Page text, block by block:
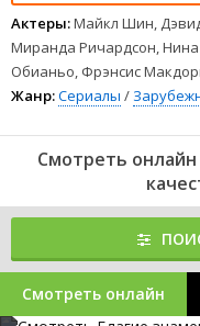
Актеры:Майкл Шин,
Миранда Ричардсон,
Обианьо, Фрэнсис
Жанр:Сериалы /
Смотреть
Смотреть онлайн